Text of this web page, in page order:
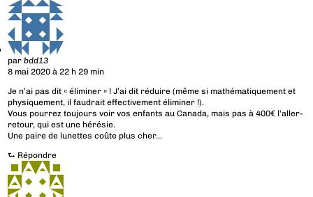
parbdd13
8 mai 2020 à 22 h 29 min
Je n’ai pas dit « éliminer » ! J’ai dit réduire (même si mathématiquement et
physiquement, il faudrait effectivement éliminer !).
Vous pourrez toujours voir vos enfants au Canada, mais pas à 400€ l’aller-
retour, qui est une hérésie.
Une paire de lunettes coûte plus cher…
⮑ Répondre